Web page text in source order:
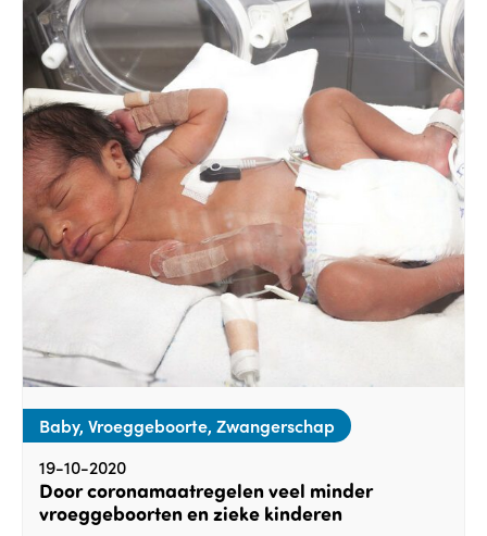
Baby, Vroeggeboorte, Zwangerschap
19-10-2020
Door coronamaatregelen veel minder
vroeggeboorten en zieke kinderen